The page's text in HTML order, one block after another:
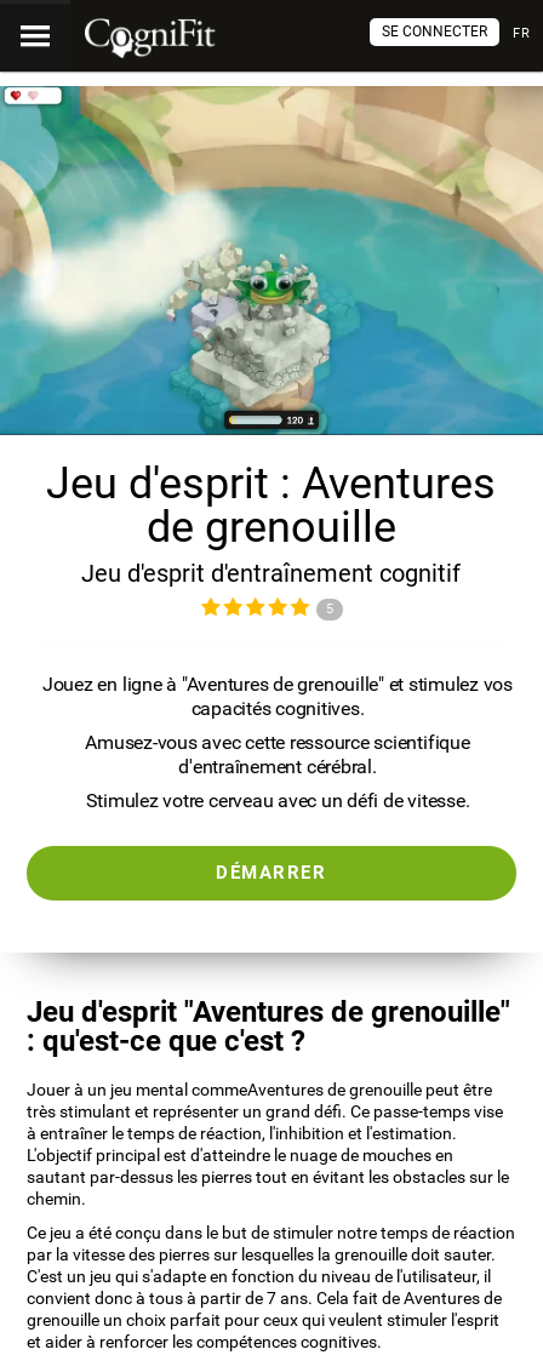
FR
SE CONNECTER
Jeu d'esprit : Aventures
de grenouille
Jeu d'esprit d'entraînement cognitif
5
Jouez en ligne à "Aventures de grenouille" et stimulez vos
capacités cognitives.
Amusez-vous avec cette ressource scientifique
d'entraînement cérébral.
Stimulez votre cerveau avec un défi de vitesse.
DÉMARRER
Jeu d'esprit "Aventures de grenouille"
: qu'est-ce que c'est ?
Jouer à un jeu mental commeAventures de grenouille peut être
très stimulant et représenter un grand défi. Ce passe-temps vise
à entraîner le temps de réaction, l'inhibition et l'estimation.
L'objectif principal est d'atteindre le nuage de mouches en
sautant par-dessus les pierres tout en évitant les obstacles sur le
chemin.
Ce jeu a été conçu dans le but de stimuler notre temps de réaction
par la vitesse des pierres sur lesquelles la grenouille doit sauter.
C'est un jeu qui s'adapte en fonction du niveau de l'utilisateur, il
convient donc à tous à partir de 7 ans. Cela fait de Aventures de
grenouille un choix parfait pour ceux qui veulent stimuler l'esprit
et aider à renforcer les compétences cognitives.